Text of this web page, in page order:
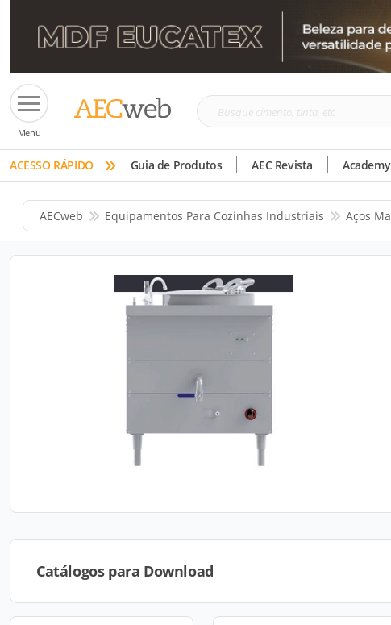
Menu
Busque
tinta,
etc
ACESSO RÁPIDO » Guia de Produtos AEC Revista Academy
AECweb Equipamentos Para Cozinhas Industriais Aços
Catálogos para Download